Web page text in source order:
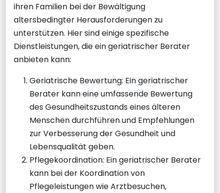
ihren Familien bei der Bewältigung
altersbedingter Herausforderungen zu
unterstützen. Hier sind einige spezifische
Dienstleistungen, die ein geriatrischer Berater
anbieten kann:
Geriatrische Bewertung: Ein geriatrischer
Berater kann eine umfassende Bewertung
des Gesundheitszustands eines älteren
Menschen durchführen und Empfehlungen
zur Verbesserung der Gesundheit und
Lebensqualität geben.
Pflegekoordination: Ein geriatrischer Berater
kann bei der Koordination von
Pflegeleistungen wie Arztbesuchen,